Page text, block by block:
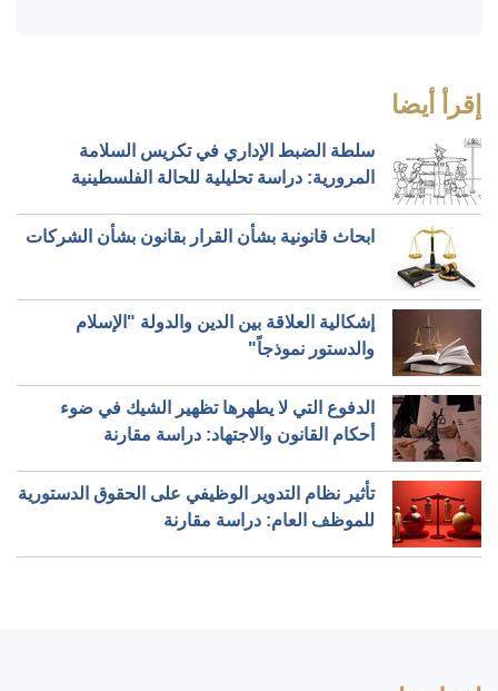
إقرأ أيضا
سلطة الضبط الإداري في تكريس السلامة
المرورية: دراسة تحليلية للحالة الفلسطينية
ابحاث قانونية بشأن القرار بقانون بشأن الشركات
إشكالية العلاقة بين الدين والدولة "الإسلام
والدستور نموذجاً"
الدفوع التي لا يطهرها تظهير الشيك في ضوء
أحكام القانون والاجتهاد: دراسة مقارنة
تأثير نظام التدوير الوظيفي على الحقوق الدستورية
للموظف العام: دراسة مقارنة